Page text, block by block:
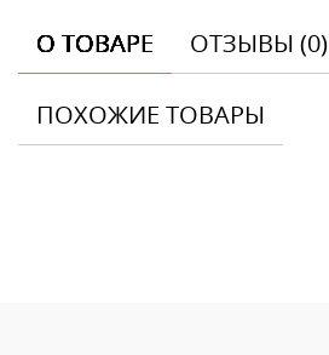
О ТОВАРЕ ОТЗЫВЫ (0)
ПОХОЖИЕ ТОВАРЫ